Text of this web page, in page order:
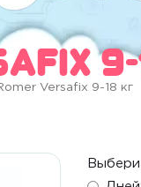
9-
Versafix 9-18 кг